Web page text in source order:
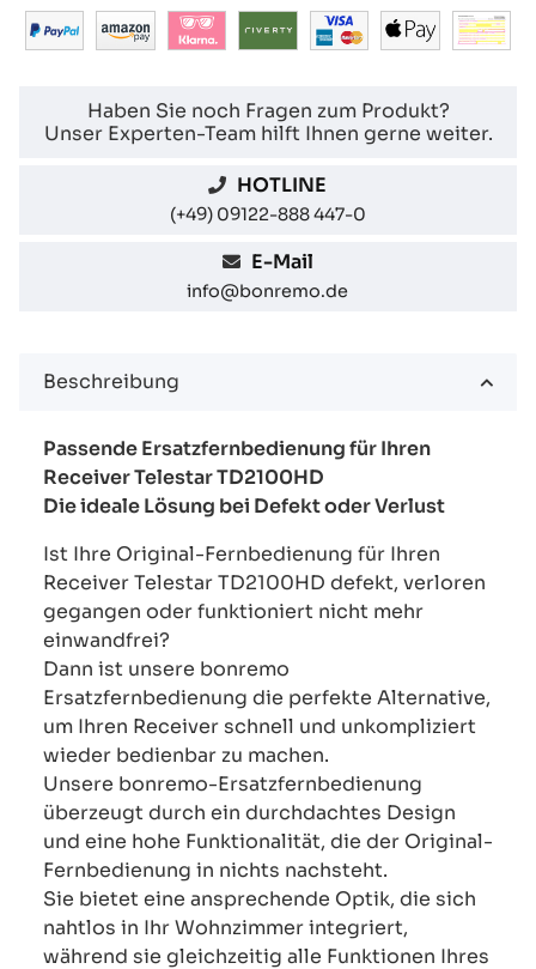
Haben Sie noch Fragen zum Produkt?
Unser Experten-Team hilft Ihnen gerne weiter.
HOTLINE
(+49) 09122-888 447-0
E-Mail
info@bonremo.de
Beschreibung
Passende Ersatzfernbedienung für Ihren
Receiver Telestar TD2100HD
Die ideale Lösung bei Defekt oder Verlust
Ist Ihre Original-Fernbedienung für Ihren
Receiver Telestar TD2100HD defekt, verloren
gegangen oder funktioniert nicht mehr
einwandfrei?
Dann ist unsere bonremo
Ersatzfernbedienung die perfekte Alternative,
um Ihren Receiver schnell und unkompliziert
wieder bedienbar zu machen.
Unsere bonremo-Ersatzfernbedienung
überzeugt durch ein durchdachtes Design
und eine hohe Funktionalität, die der Original-
Fernbedienung in nichts nachsteht.
Sie bietet eine ansprechende Optik, die sich
nahtlos in Ihr Wohnzimmer integriert,
während sie gleichzeitig alle Funktionen Ihres